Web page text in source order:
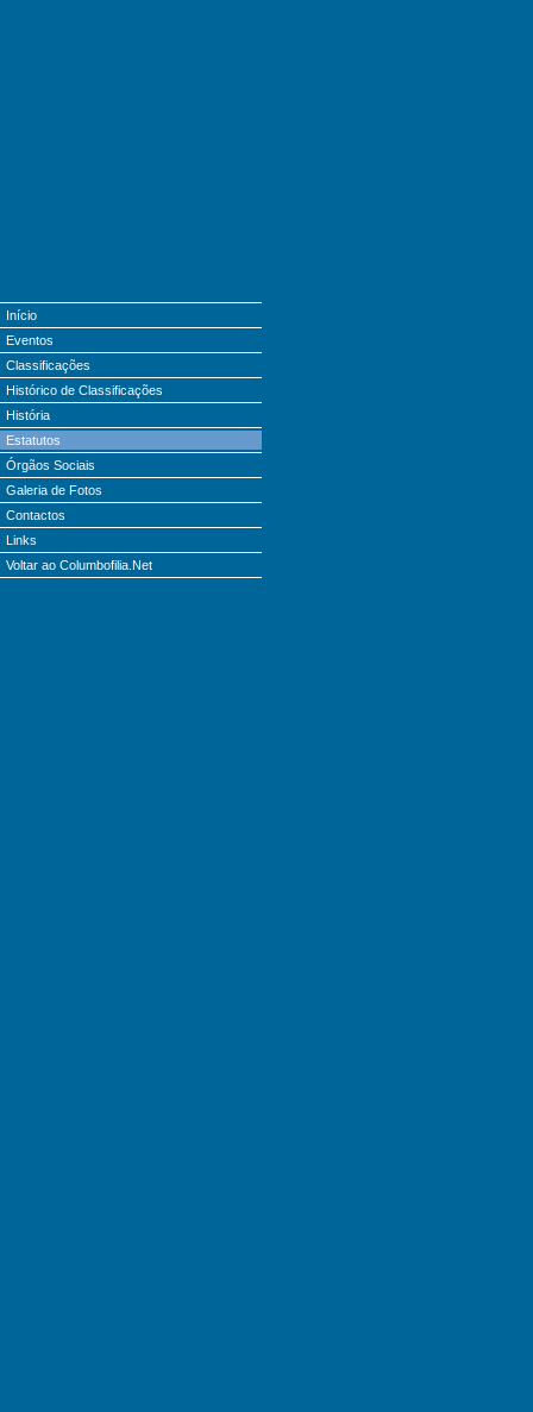
Início
Eventos
Classificações
Histórico de Classificações
História
Estatutos
Órgãos Sociais
Galeria de Fotos
Contactos
Links
Voltar ao Columbofilia.Net